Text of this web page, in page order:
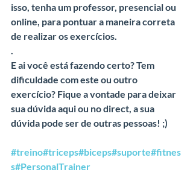
isso, tenha um professor, presencial ou
online, para pontuar a maneira correta
de realizar os exercícios.
E ai você está fazendo certo? Tem
dificuldade com este ou outro
exercício? Fique a vontade para deixar
sua dúvida aqui ou no direct, a sua
dúvida pode ser de outras pessoas! ;)
#treino#triceps#biceps#suporte#fitnes
s#PersonalTrainer